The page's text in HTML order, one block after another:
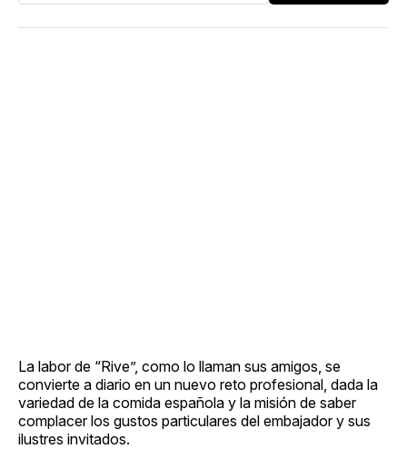
La labor de “Rive”, como lo llaman sus amigos, se
convierte a diario en un nuevo reto profesional, dada la
variedad de la comida española y la misión de saber
complacer los gustos particulares del embajador y sus
ilustres invitados.